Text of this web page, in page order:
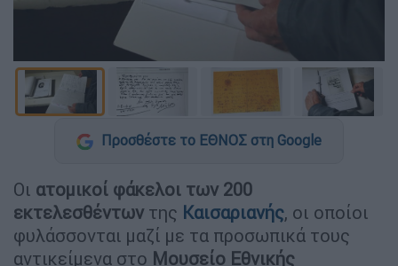
Προσθέστε το ΕΘΝΟΣ στη Google
Οι ατομικοί φάκελοι των 200
εκτελεσθέντων της Καισαριανής, οι οποίοι
φυλάσσονται μαζί με τα προσωπικά τους
αντικείμενα στο Μουσείο Εθνικής